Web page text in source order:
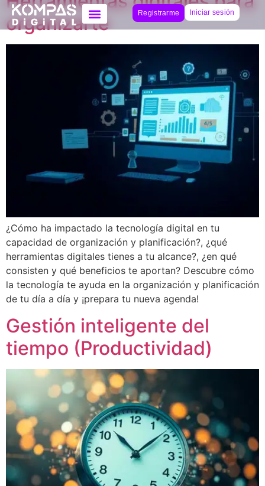
Registrarme Iniciar sesión
organizarte
¿Cómo ha impactado la tecnología digital en tu
capacidad de organización y planificación?, ¿qué
herramientas digitales tienes a tu alcance?, ¿en qué
consisten y qué beneficios te aportan? Descubre cómo
la tecnología te ayuda en la organización y planificación
de tu día a día y ¡prepara tu nueva agenda!
Gestión inteligente del
tiempo (Productividad)